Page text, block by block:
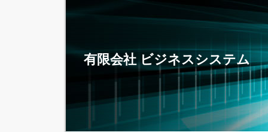
有限会社 ビジネスシステム